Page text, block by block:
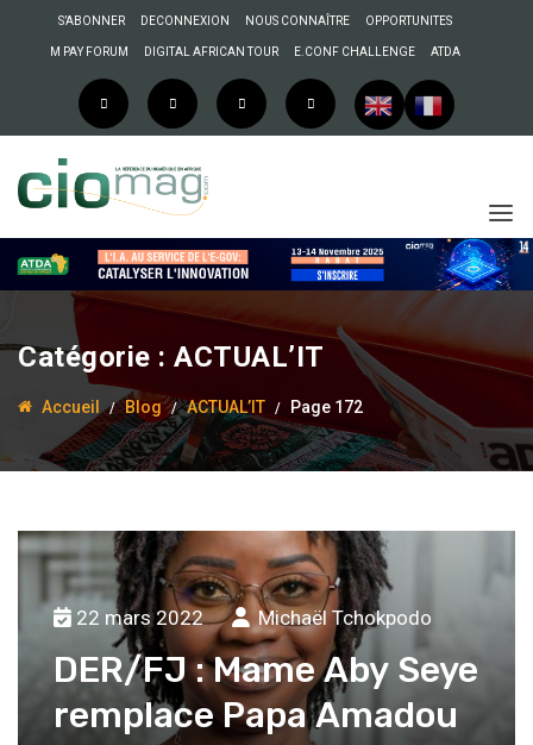
S’ABONNER DECONNEXION NOUS CONNAÎTRE OPPORTUNITES
M PAY FORUM DIGITAL AFRICAN TOUR E.CONF CHALLENGE ATDA
Catégorie : ACTUAL’IT
Accueil Blog ACTUAL’IT Page 172
22 mars 2022 Michaël Tchokpodo
DER/FJ : Mame Aby Seye
remplace Papa Amadou